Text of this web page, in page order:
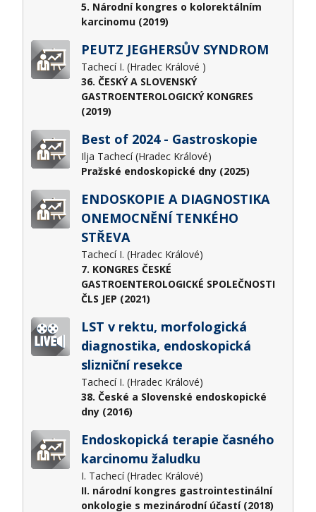
5. Národní kongres o kolorektálním
karcinomu (2019)
PEUTZ JEGHERSŮV SYNDROM
Tachecí I. (Hradec Králové )
36. ČESKÝ A SLOVENSKÝ
GASTROENTEROLOGICKÝ KONGRES
(2019)
Best of 2024 - Gastroskopie
Ilja Tachecí (Hradec Králové)
Pražské endoskopické dny (2025)
ENDOSKOPIE A DIAGNOSTIKA
ONEMOCNĚNÍ TENKÉHO
STŘEVA
Tachecí I. (Hradec Králové)
7. KONGRES ČESKÉ
GASTROENTEROLOGICKÉ SPOLEČNOSTI
ČLS JEP (2021)
LST v rektu, morfologická
diagnostika, endoskopická
slizniční resekce
Tachecí I. (Hradec Králové)
38. České a Slovenské endoskopické
dny (2016)
Endoskopická terapie časného
karcinomu žaludku
I. Tachecí (Hradec Králové)
II. národní kongres gastrointestinální
onkologie s mezinárodní účastí (2018)